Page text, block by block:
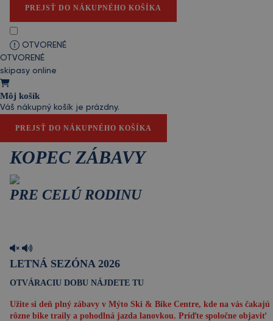
PREJSŤ DO NÁKUPNÉHO KOŠÍKA
OTVORENÉ
OTVORENÉ
skipasy online
Môj košík
Váš nákupný košík je prázdny.
PREJSŤ DO NÁKUPNÉHO KOŠÍKA
KOPEC ZÁBAVY
PRE CELÚ RODINU
LETNÁ SEZÓNA 2026
OTVÁRACIU DOBU NÁJDETE TU
Užite si deň plný zábavy v Mýto Ski & Bike Centre, kde na vás čakajú
rôzne bike traily a pohodlná jazda lanovkou. Príďte spoločne objaviť